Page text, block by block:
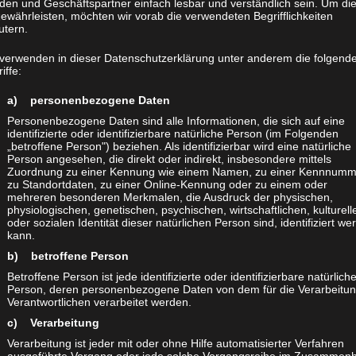
UMGESETZTE
und Geschäftspartner einfach lesbar und verständlich sein. Um
möchten wir vorab die verwendeten Begrifflichkeiten
in dieser Datenschutzerklärung unter anderem die
a) personenbezogene Daten
Personenbezogene Daten sind alle Informationen, die sich auf eine
identifizierte oder identifizierbare natürliche Person (im Folgenden
„betroffene Person") beziehen. Als identifizierbar wird eine natürliche
Person angesehen, die direkt oder indirekt, insbesondere mittels
Zuordnung zu einer Kennung wie einem Namen, zu einer
zu Standortdaten, zu einer Online-Kennung oder zu einem oder
mehreren besonderen Merkmalen, die Ausdruck der physischen,
physiologischen, genetischen, psychischen, wirtschaftlichen,
oder sozialen Identität dieser natürlichen Person sind, identifiziert
kann.
b) betroffene Person
Betroffene Person ist jede identifizierte oder identifizierbare natürliche
Person, deren personenbezogene Daten von dem für die
Verantwortlichen verarbeitet werden.
c) Verarbeitung
Verarbeitung ist jeder mit oder ohne Hilfe automatisierter Verfahren